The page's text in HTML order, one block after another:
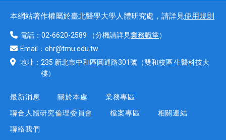
本網站著作權屬於臺北醫學大學人體研究處，請詳見使用規則
電話： 02-6620-2589 （分機請詳見業務職掌）
Email： ohr@tmu.edu.tw
地址： 235 新北市中和區圓通路301號 （雙和校區 生醫科技大
樓）
最新消息 關於本處
業務專區
聯合人體研究倫理委員會
檔案專區
相關連結
聯絡我們